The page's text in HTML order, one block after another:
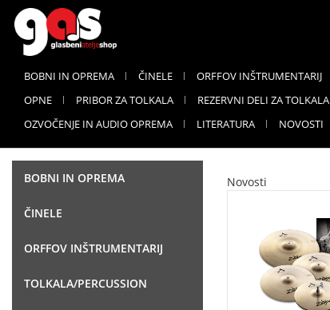
BOBNI IN OPREMA ČINELE ORFFOV INŠTRUMENTARIJ
OPNE
PRIBOR ZA TOLKALA REZERVNI DELI ZA TOLKALA
OZVOČENJE IN AUDIO OPREMA
LITERATURA NOVOSTI
BOBNI IN OPREMA
ČINELE
ORFFOV INŠTRUMENTARIJ
TOLKALA/PERCUSSION
Novosti